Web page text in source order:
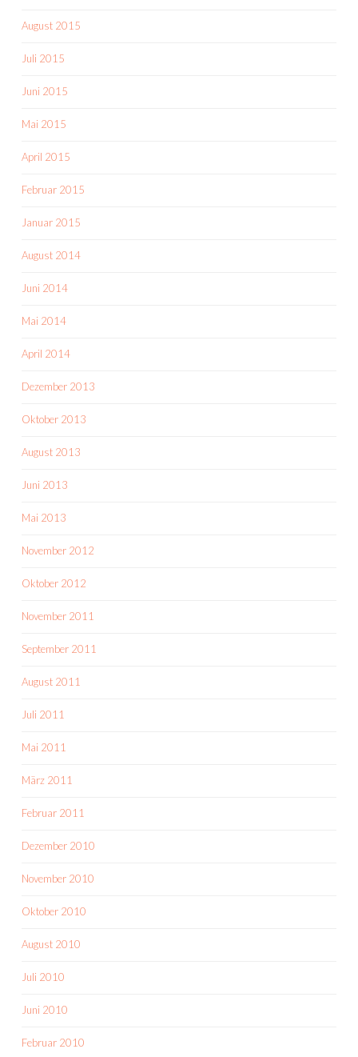
August 2015
Juli 2015
Juni 2015
Mai 2015
April 2015
Februar 2015
Januar 2015
August 2014
Juni 2014
Mai 2014
April 2014
Dezember 2013
Oktober 2013
August 2013
Juni 2013
Mai 2013
November 2012
Oktober 2012
November 2011
September 2011
August 2011
Juli 2011
Mai 2011
März 2011
Februar 2011
Dezember 2010
November 2010
Oktober 2010
August 2010
Juli 2010
Juni 2010
Februar 2010